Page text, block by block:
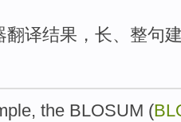
翻译结果，长、整句
, the BLOSUM (